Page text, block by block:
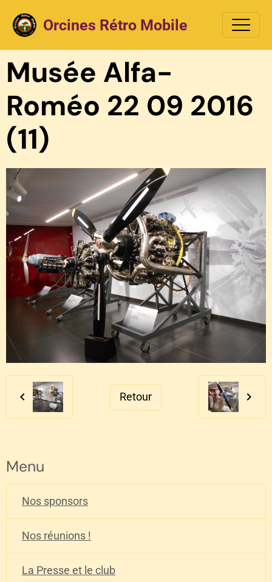
Orcines Rétro Mobile
Musée Alfa-
Roméo 22 09 2016
(11)
Retour
Menu
Nos sponsors
Nos réunions !
La Presse et le club